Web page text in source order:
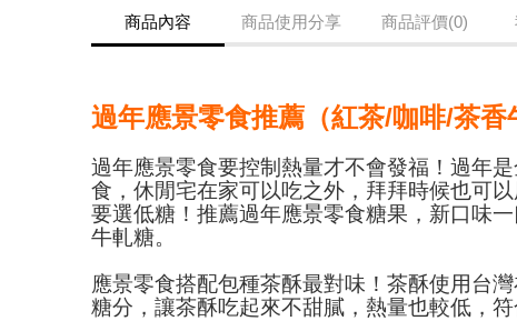
商品內容 商品使用分享 商品評價(0)
過年應景零食推薦（紅茶/咖啡/茶香
過年應景零食要控制熱量才不會發福！過年
食，休閒宅在家可以吃之外，拜拜時候也可
要選低糖！推薦過年應景零食糖果，新口味
牛軋糖。
應景零食搭配包種茶酥最對味！茶酥使用台
糖分，讓茶酥吃起來不甜膩，熱量也較低，